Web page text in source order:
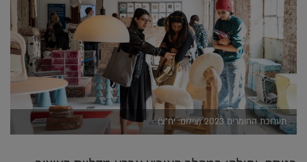
תערוכת החומרים 2023 (צילום: יח"צ)